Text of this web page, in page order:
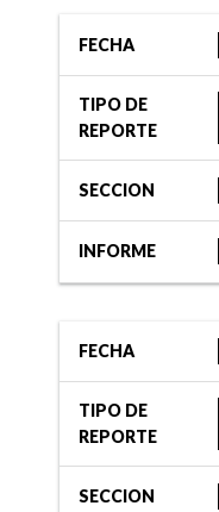
Garantía
FECHA
TIPO DE
REPORTE
SECCION
INFORME
FECHA
TIPO DE
REPORTE
SECCION